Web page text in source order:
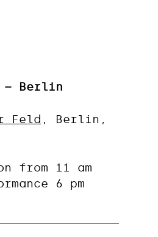
– Berlin
Feld , Berlin,
from 11 am
6 pm